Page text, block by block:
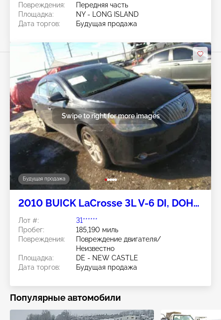
Повреждения:
Передняя часть
Площадка:
NY - LONG ISLAND
Дата торгов:
Будущая продажа
Будущая продажа
Swipe to right for more images
2010 BUICK LaCrosse 3L V-6 DI, DOHC,
Лот #:
31******
Пробег:
185,190 миль
Повреждения:
Повреждение двигателя/
Неизвестно
Площадка:
DE - NEW CASTLE
Дата торгов:
Будущая продажа
Популярные автомобили